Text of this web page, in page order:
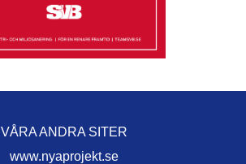
VÅRA ANDRA SITER
www.nyaprojekt.se